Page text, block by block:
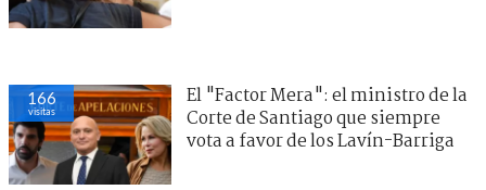
166
visitas
El "Factor Mera": el ministro de la
Corte de Santiago que siempre
vota a favor de los Lavín-Barriga